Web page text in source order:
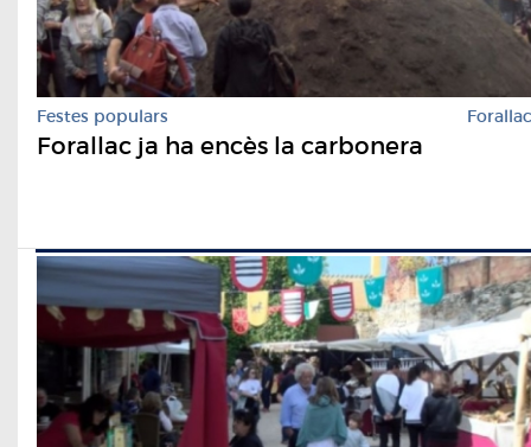
Festes populars Forallac
Forallac ja ha encès la carbonera